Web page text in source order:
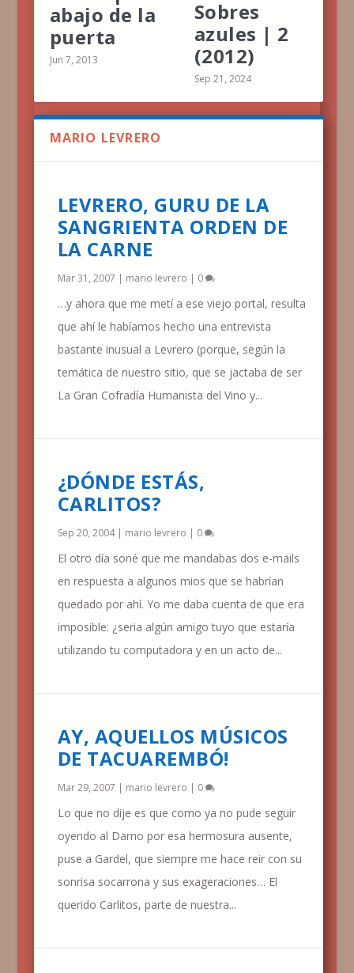
abajo de la
puerta
Jun 7, 2013
Sobres
azules | 2
(2012)
Sep 21, 2024
MARIO LEVRERO
LEVRERO, GURU DE LA
SANGRIENTA ORDEN DE
LA CARNE
Mar 31, 2007 | mario levrero | 0
…y ahora que me metí a ese viejo portal, resulta
que ahí le habíamos hecho una entrevista
bastante inusual a Levrero (porque, según la
temática de nuestro sitio, que se jactaba de ser
La Gran Cofradía Humanista del Vino y...
¿DÓNDE ESTÁS,
CARLITOS?
Sep 20, 2004| mario levrero | 0
El otro día soné que me mandabas dos e-mails
en respuesta a algunos mios que se habrían
quedado por ahí. Yo me daba cuenta de que era
imposible: ¿seria algún amigo tuyo que estaría
utilizando tu computadora y en un acto de...
AY, AQUELLOS MÚSICOS
DE TACUAREMBÓ!
Mar 29, 2007 | mario levrero | 0
Lo que no dije es que como ya no pude seguir
oyendo al Darno por esa hermosura ausente,
puse a Gardel, que siempre me hace reir con su
sonrisa socarrona y sus exageraciones… El
querido Carlitos, parte de nuestra...